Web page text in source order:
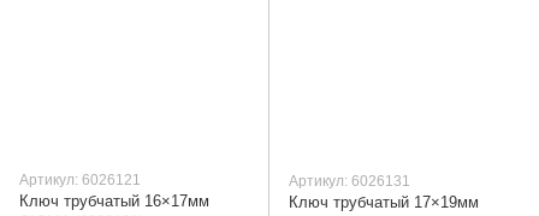
Артикул: 6026121
Ключ трубчатый 16×17мм
Артикул: 6026131
Ключ трубчатый 17×19мм